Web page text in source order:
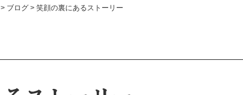
> ブログ > 笑顔の裏にあるストーリー